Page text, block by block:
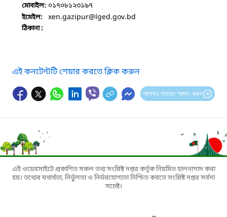
মোবাইল: ০১৭০৮১২৩১৯৭
ইমেইল: xen.gazipur@lged.gov.bd
ঠিকানা :
এই কনটেন্টটি শেয়ার করতে ক্লিক করুন
আপনার মতামত প্রদান করুন
এই ওয়েবসাইটে প্রকাশিত সকল তথ্য সংশ্লিষ্ট দপ্তর কর্তৃক নিয়মিত হালনাগাদ করা
হয়। তথ্যের যথার্থতা, নির্ভুলতা ও নির্ভরযোগ্যতা নিশ্চিত করতে সংশ্লিষ্ট দপ্তর সর্বদা
সচেষ্ট।